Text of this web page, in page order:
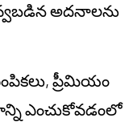
అదనాలను
ప్రీమియం
ఎంచుకోవడంలో